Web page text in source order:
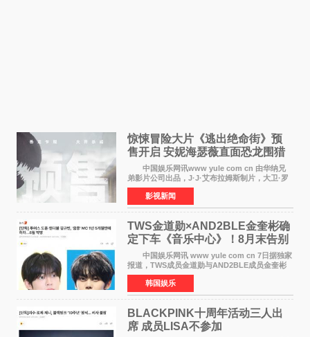
惊悚冒险大片《逃出绝命街》预
售开启 安妮海瑟薇直面恐龙围猎
中国娱乐网讯www yule com cn 由华纳兄
弟影片公司出品，J·J·艾布拉姆斯制片，大卫·罗
伯特·米切尔执导，好莱坞巨星安妮·海瑟薇和伊万
·麦克格雷格领衔主演的2026暑期惊悚冒险大片
《逃出绝
影视新闻
TWS金道勋×AND2BLE金奎彬确
定下车《音乐中心》！8月末告别
MC席位
中国娱乐网讯 www yule com cn 7日据独家
报道，TWS成员金道勋与AND2BLE成员金奎彬
将于8月离开《音乐中心》MC的位置。 金道
勋与金奎彬于去年3月与H2H A-NA一起被选为
《音乐中心》MC，约1
韩国娱乐
BLACKPINK十周年活动三人出
席 成员LISA不参加